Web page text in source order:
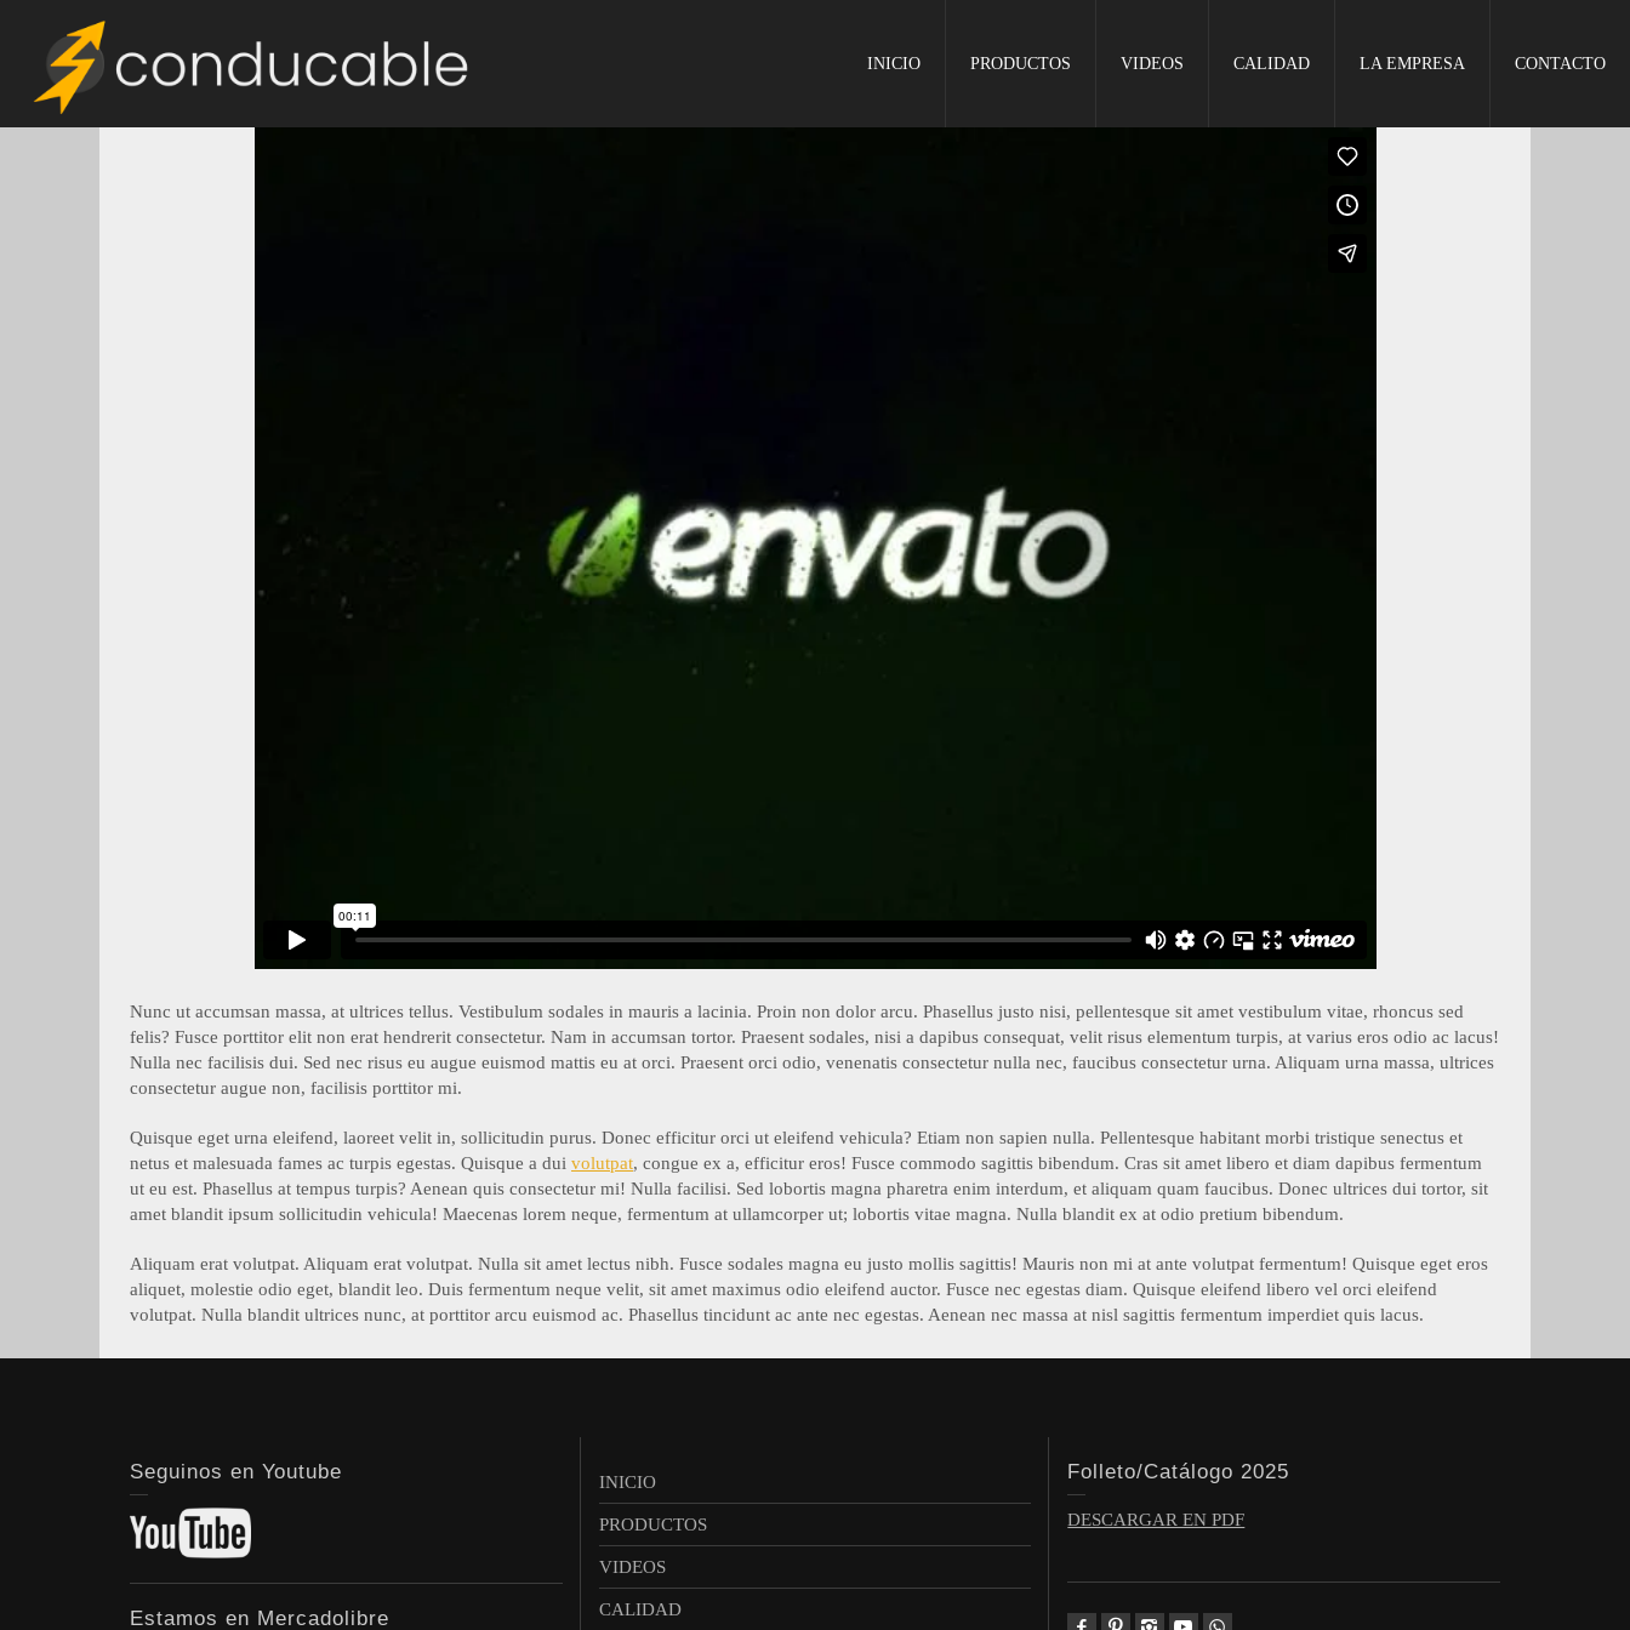
INICIO PRODUCTOS VIDEOS CALIDAD LA EMPRESA CONTACTO
Nunc ut accumsan massa, at ultrices tellus. Vestibulum sodales in mauris a lacinia. Proin non dolor arcu. Phasellus justo nisi, pellentesque sit amet vestibulum vitae, rhoncus sed
felis? Fusce porttitor elit non erat hendrerit consectetur. Nam in accumsan tortor. Praesent sodales, nisi a dapibus consequat, velit risus elementum turpis, at varius eros odio ac lacus!
Nulla nec facilisis dui. Sed nec risus eu augue euismod mattis eu at orci. Praesent orci odio, venenatis consectetur nulla nec, faucibus consectetur urna. Aliquam urna massa, ultrices
consectetur augue non, facilisis porttitor mi.
Quisque eget urna eleifend, laoreet velit in, sollicitudin purus. Donec efficitur orci ut eleifend vehicula? Etiam non sapien nulla. Pellentesque habitant morbi tristique senectus et
netus et malesuada fames ac turpis egestas. Quisque a dui volutpat, congue ex a, efficitur eros! Fusce commodo sagittis bibendum. Cras sit amet libero et diam dapibus fermentum
ut eu est. Phasellus at tempus turpis? Aenean quis consectetur mi! Nulla facilisi. Sed lobortis magna pharetra enim interdum, et aliquam quam faucibus. Donec ultrices dui tortor, sit
amet blandit ipsum sollicitudin vehicula! Maecenas lorem neque, fermentum at ullamcorper ut; lobortis vitae magna. Nulla blandit ex at odio pretium bibendum.
Aliquam erat volutpat. Aliquam erat volutpat. Nulla sit amet lectus nibh. Fusce sodales magna eu justo mollis sagittis! Mauris non mi at ante volutpat fermentum! Quisque eget eros
aliquet, molestie odio eget, blandit leo. Duis fermentum neque velit, sit amet maximus odio eleifend auctor. Fusce nec egestas diam. Quisque eleifend libero vel orci eleifend
volutpat. Nulla blandit ultrices nunc, at porttitor arcu euismod ac. Phasellus tincidunt ac ante nec egestas. Aenean nec massa at nisl sagittis fermentum imperdiet quis lacus.
Seguinos en Youtube
Estamos en Mercadolibre
INICIO
PRODUCTOS
VIDEOS
CALIDAD
Folleto/Catálogo 2025
DESCARGAR EN PDF